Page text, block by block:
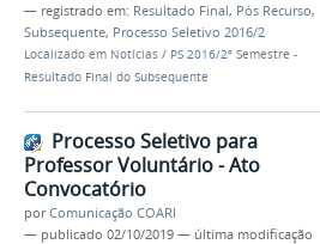
— registrado em: Resultado Final, Pós Recurso,
Subsequente, Processo Seletivo 2016/2
Localizado em Notícias / PS 2016/2º Semestre -
Resultado Final do Subsequente
Processo Seletivo para
Professor Voluntário - Ato
Convocatório
porComunicação COARI
— publicado 02/10/2019 — última modificação